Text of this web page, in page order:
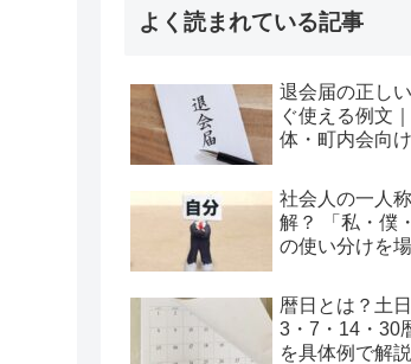
よく読まれている記事
退会届の正し
ぐ使える例文
体・町内会向け
社会人の一人
解？ 「私・僕
の使い分けを
暦日とは？土
3・7・14・30
を具体例で解説